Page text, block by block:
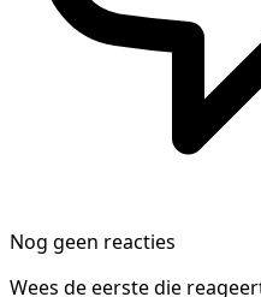
Nog geen reacties
Wees de eerste die